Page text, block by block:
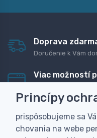
Doprava
Doručenie k Vám
Viac možností
dobierku
Personalizácia
Vyrobíme Vám
Princípy
prispôsobujeme sa
chovania na webe